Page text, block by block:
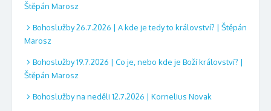
Štěpán Marosz
Bohoslužby 26.7.2026 | A kde je tedy to království? | Štěpán
Marosz
Bohoslužby 19.7.2026 | Co je, nebo kde je Boží království? |
Štěpán Marosz
Bohoslužby na neděli 12.7.2026 | Kornelius Novak